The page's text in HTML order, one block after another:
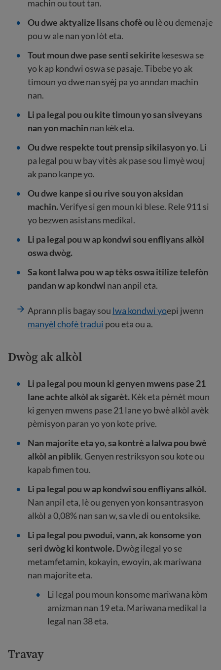
machin ou tout tan.
Ou dwe aktyalize lisans chofè ou lè ou demenaje
pou w ale nan yon lòt eta.
Tout moun dwe pase senti sekirite keseswa se
yo k ap kondwi oswa se pasaje. Tibebe yo ak
timoun yo dwe nan syèj pa yo anndan machin
nan.
Li pa legal pou ou kite timoun yo san siveyans
nan yon machin nan kèk eta.
Ou dwe respekte tout prensip sikilasyon yo. Li
pa legal pou w bay vitès ak pase sou limyè wouj
ak pano kanpe yo.
Ou dwe kanpe si ou rive sou yon aksidan
machin.Verifye si gen moun ki blese. Rele 911 si
yo bezwen asistans medikal.
Li pa legal pou w ap kondwi sou enfliyans alkòl
oswa dwòg.
Sa kont lalwa pou w ap tèks oswa itilize telefòn
pandan w ap kondwi nan anpil eta.
Aprann plis bagay sou lwa kondwi yoepi jwenn
manyèl chofè tradui pou eta ou a.
Dwòg ak alkòl
Li pa legal pou moun ki genyen mwens pase 21
lane achte alkòl ak sigarèt.Kèk eta pèmèt moun
ki genyen mwens pase 21 lane yo bwè alkòl avèk
pèmisyon paran yo yon kote prive.
Nan majorite eta yo, sa kontrè a lalwa pou bwè
alkòl an piblik. Genyen restriksyon sou kote ou
kapab fimen tou.
Li pa legal pou w ap kondwi sou enfliyans alkòl.
Nan anpil eta, lè ou genyen yon konsantrasyon
alkòl a 0,08% nan san w, sa vle di ou entoksike.
Li pa legal pou pwodui, vann, ak konsome yon
seri dwòg ki kontwole.Dwòg ilegal yo se
metamfetamin, kokayin, ewoyin, ak mariwana
nan majorite eta.
Li legal pou moun konsome mariwana kòm
amizman nan 19 eta. Mariwana medikal la
legal nan 38 eta.
Travay